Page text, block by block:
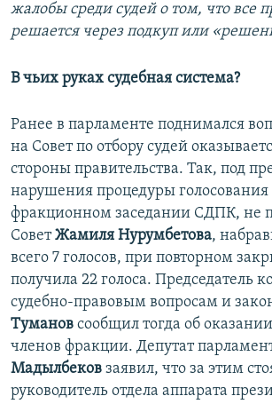
жалобы среди судей о том, что все
решается через подкуп или «
В чьих руках судебная система?
Ранее в парламенте поднимался
на Совет по отбору судей
стороны правительства. Так, под
нарушения процедуры голосования
фракционном заседании СДПК, не
СоветЖамиля Нурумбетова,
всего 7 голосов, при повторном
получила 22 голоса. Председатель
судебно-правовым вопросам и
Туманов сообщил тогда об
членов фракции. Депутат
Мадылбеков заявил, что за этим
руководитель отдела аппарата